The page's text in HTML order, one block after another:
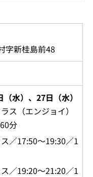
字新桂島前48
水）、27日（水）
ス（エンジョイ）
分
／17:50～19:30／1
／19:20～21:20／1